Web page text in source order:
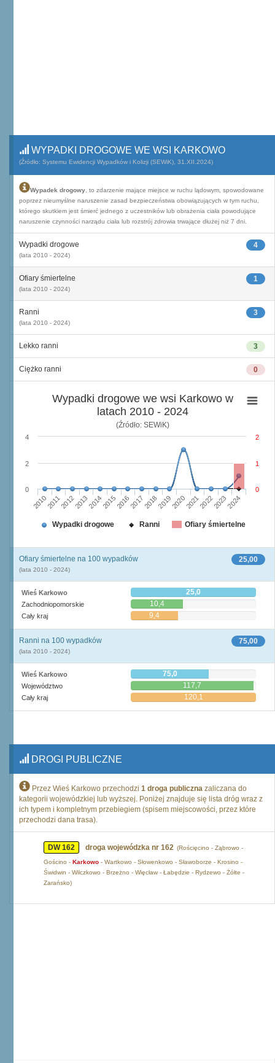
WYPADKI DROGOWE WE WSI KARKOWO
(Źródło: Systemu Ewidencji Wypadków i Kolizji (SEWiK), 31.XII.2024)
Wypadek drogowy , to zdarzenie mające miejsce w ruchu lądowym, spowodowane
poprzez nieumyślne naruszenie zasad bezpieczeństwa obowiązujących w tym ruchu,
którego skutkiem jest śmierć jednego z uczestników lub obrażenia ciała powodujące
naruszenie czynności narządu ciała lub rozstrój zdrowia trwające dłużej niż 7 dni.
4
Wypadki drogowe
(lata 2010 - 2024)
1
Ofiary śmiertelne
(lata 2010 - 2024)
3
Ranni
(lata 2010 - 2024)
3
Lekko ranni
0
Ciężko ranni
Wypadki drogowe we wsi Karkowo w
latach 2010 - 2024
(Źródło: SEWiK)
201020112012201320142015201620172018201920202021202220232024
0
2
4
0
1
2
Wypadki drogowe Ranni Ofiary śmiertelne
25,00
Ofiary śmiertelne na 100 wypadków
(lata 2010 - 2024)
Wieś Karkowo 25,0
Zachodniopomorskie 10,4
Cały kraj 9,4
75,00
Ranni na 100 wypadków
(lata 2010 - 2024)
Wieś Karkowo 75,0
Województwo 117,7
Cały kraj 120,1
DROGI PUBLICZNE
Przez Wieś Karkowo przechodzi 1 droga publiczna zaliczana do
kategorii wojewódzkiej lub wyższej. Poniżej znajduje się lista dróg wraz z
ich typem i kompletnym przebiegiem (spisem miejscowości, przez które
przechodzi dana trasa).
DW 162 droga wojewódzka nr 162 (Rościęcino - Ząbrowo -
Gościno - Karkowo - Wartkowo - Słowenkowo - Sławoborze - Krosino -
Świdwin - Wilczkowo - Brzeżno - Więcław - Łabędzie - Rydzewo - Żółte -
Zarańsko)